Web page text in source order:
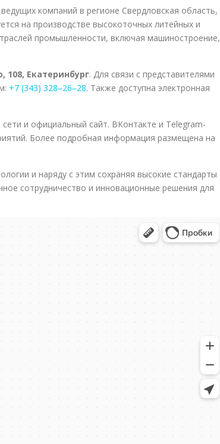
компаний в регионе Свердловская область,
на производстве высокоточных литейных и
промышленности, включая машиностроение,
108, Екатеринбург. Для связи с представителями
+7 (343) 328‒26‒28. Также доступна электронная
и официальный сайт. ВКонтакте и Telegram-
Более подробная информация размещена на
и наряду с этим сохраняя высокие стандарты
сотрудничество и инновационные решения для